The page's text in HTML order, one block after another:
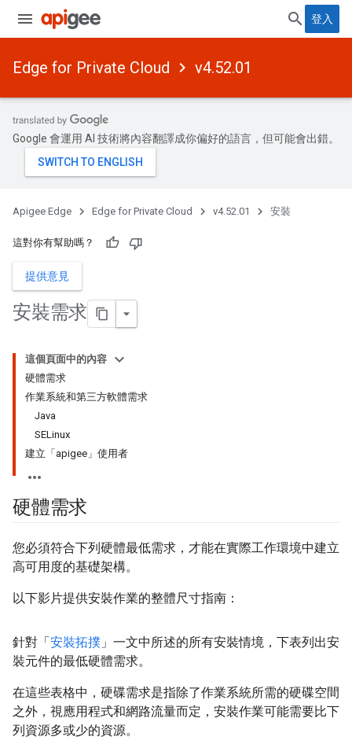
登入
Edge for Private Cloud v4.52.01
Google 會運用 AI 技術將內容翻譯成你偏好的語言，但可能會出錯。
Apigee Edge Edge for Private Cloud v4.52.01 安裝
這對你有幫助嗎？
提供意見
安裝需求
這個頁面中的內容
硬體需求
作業系統和第三方軟體需求
Java
SELinux
建立「apigee」使用者
硬體需求
您必須符合下列硬體最低需求，才能在實際工作環境中建立
高可用度的基礎架構。
以下影片提供安裝作業的整體尺寸指南：
針對「安裝拓撲 」一文中所述的所有安裝情境，下表列出安
裝元件的最低硬體需求。
在這些表格中，硬碟需求是指除了作業系統所需的硬碟空間
之外，視應用程式和網路流量而定，安裝作業可能需要比下
列資源多或少的資源。